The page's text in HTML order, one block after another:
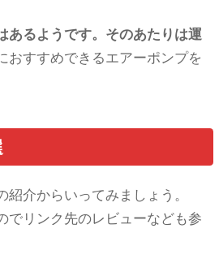
あるようです。そのあたりは運
おすすめできるエアーポンプを
介からいってみましょう。
でリンク先のレビューなども参